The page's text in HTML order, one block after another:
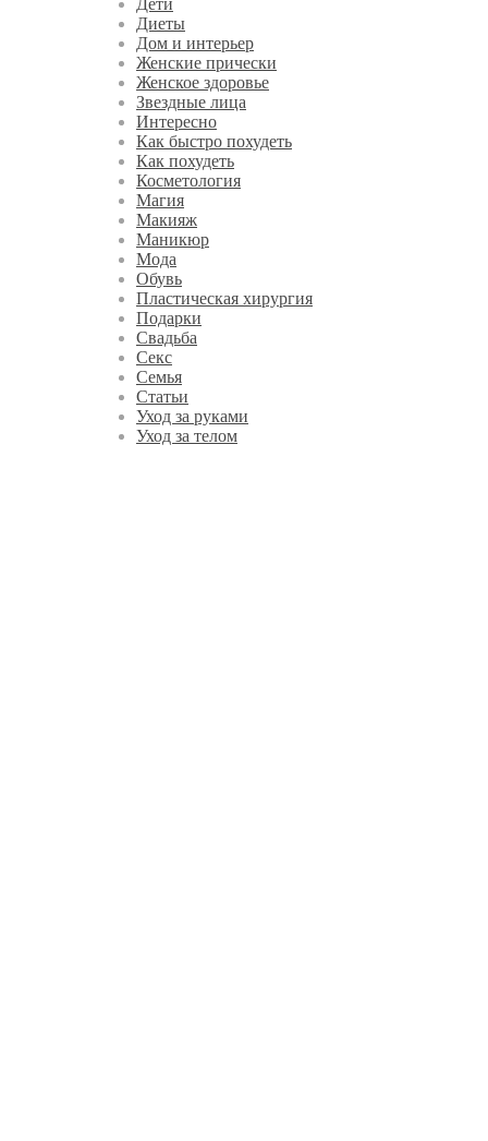
Дети
Диеты
Дом и интерьер
Женские прически
Женское здоровье
Звездные лица
Интересно
Как быстро похудеть
Как похудеть
Косметология
Магия
Макияж
Маникюр
Мода
Обувь
Пластическая хирургия
Подарки
Свадьба
Секс
Семья
Статьи
Уход за руками
Уход за телом